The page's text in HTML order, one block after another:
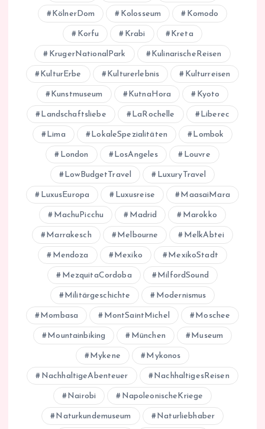
KölnerDom Kolosseum Komodo
Korfu Krabi Kreta
KrugerNationalPark KulinarischeReisen
KulturErbe Kulturerlebnis Kulturreisen
Kunstmuseum KutnaHora Kyoto
Landschaftsliebe LaRochelle Liberec
Lima LokaleSpezialitäten Lombok
London LosAngeles Louvre
LowBudgetTravel LuxuryTravel
LuxusEuropa Luxusreise MaasaiMara
MachuPicchu Madrid Marokko
Marrakesch Melbourne MelkAbtei
Mendoza Mexiko MexikoStadt
MezquitaCordoba MilfordSound
Militärgeschichte Modernismus
Mombasa MontSaintMichel Moschee
Mountainbiking München Museum
Mykene Mykonos
NachhaltigeAbenteuer NachhaltigesReisen
Nairobi NapoleonischeKriege
Naturkundemuseum Naturliebhaber